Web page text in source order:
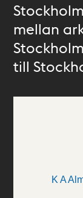
mellan
till
K A